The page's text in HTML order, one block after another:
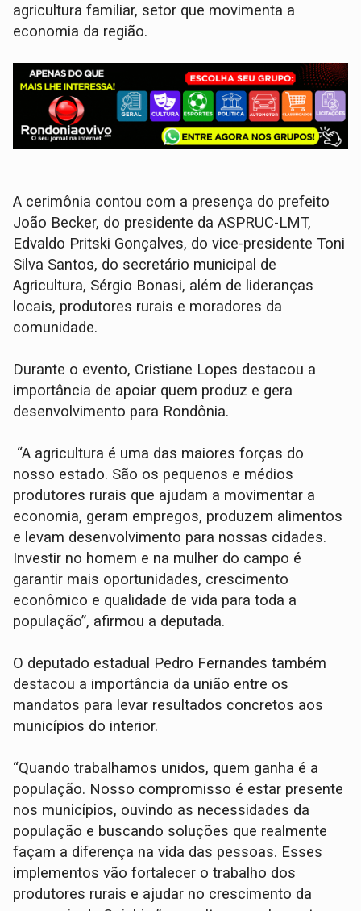
agricultura familiar, setor que movimenta a
economia da região.
A cerimônia contou com a presença do prefeito
João Becker, do presidente da ASPRUC-LMT,
Edvaldo Pritski Gonçalves, do vice-presidente Toni
Silva Santos, do secretário municipal de
Agricultura, Sérgio Bonasi, além de lideranças
locais, produtores rurais e moradores da
comunidade.
Durante o evento, Cristiane Lopes destacou a
importância de apoiar quem produz e gera
desenvolvimento para Rondônia.
“A agricultura é uma das maiores forças do
nosso estado. São os pequenos e médios
produtores rurais que ajudam a movimentar a
economia, geram empregos, produzem alimentos
e levam desenvolvimento para nossas cidades.
Investir no homem e na mulher do campo é
garantir mais oportunidades, crescimento
econômico e qualidade de vida para toda a
população”, afirmou a deputada.
O deputado estadual Pedro Fernandes também
destacou a importância da união entre os
mandatos para levar resultados concretos aos
municípios do interior.
“Quando trabalhamos unidos, quem ganha é a
população. Nosso compromisso é estar presente
nos municípios, ouvindo as necessidades da
população e buscando soluções que realmente
façam a diferença na vida das pessoas. Esses
implementos vão fortalecer o trabalho dos
produtores rurais e ajudar no crescimento da